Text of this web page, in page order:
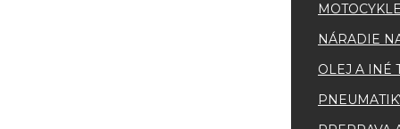
NÁRADIE
OLEJ A INÉ